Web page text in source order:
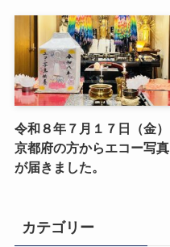
令和８年７月１７日（金）
京都府の方からエコー写真
が届きました。
カテゴリー